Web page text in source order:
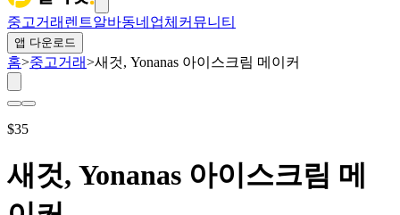
중고거래 렌트알바동네업체 커뮤니티
앱 다운로드
홈>중고거래>새것, Yonanas 아이스크림 메이커
$35
새것, Yonanas 아이스크림 메